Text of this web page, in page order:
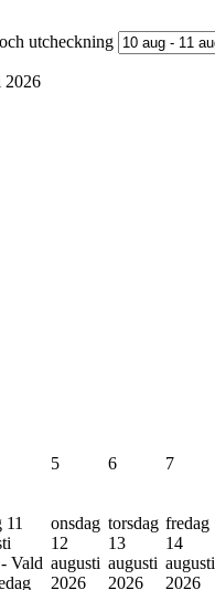
utcheckning
2026
5 6 7
11
Vald
onsdag
12
augusti
2026
torsdag
13
augusti
2026
fredag
14
augusti
2026